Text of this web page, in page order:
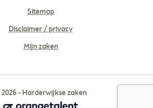
Sitemap
Disclaimer / privacy
Mijn zaken
- Harderwijkse zaken